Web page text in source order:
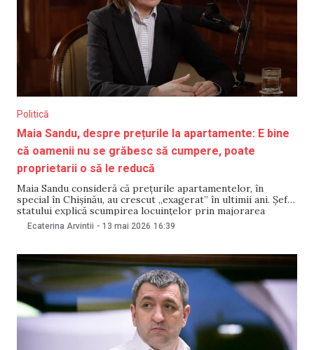
Politică
Maia Sandu, despre prețurile la apartamente: E bine
că oamenii nu se grăbesc să cumpere, poate
proprietarii o să le reducă
Maia Sandu consideră că prețurile apartamentelor, în
special în Chișinău, au crescut „exagerat” în ultimii ani. Șefa
statului explică scumpirea locuințelor prin majorarea
costurilor materialelor de construcție pe fundalul
războiului din Ucraina, dar și prin cererea mare și oferta
oamenii cumpără
Ecaterina Arvintii - 13 mai 2026 16:39